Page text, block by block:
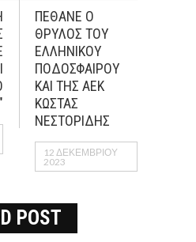
ΠΕΘΑΝΕ Ο
ΘΡΥΛΟΣ ΤΟΥ
ΕΛΛΗΝΙΚΟΥ
ΠΟΔΟΣΦΑΙΡΟΥ
ΚΑΙ ΤΗΣ ΑΕΚ
ΚΩΣΤΑΣ
ΝΕΣΤΟΡΙΔΗΣ
12 ΔΕΚΕΜΒΡΊΟΥ
2023
POST